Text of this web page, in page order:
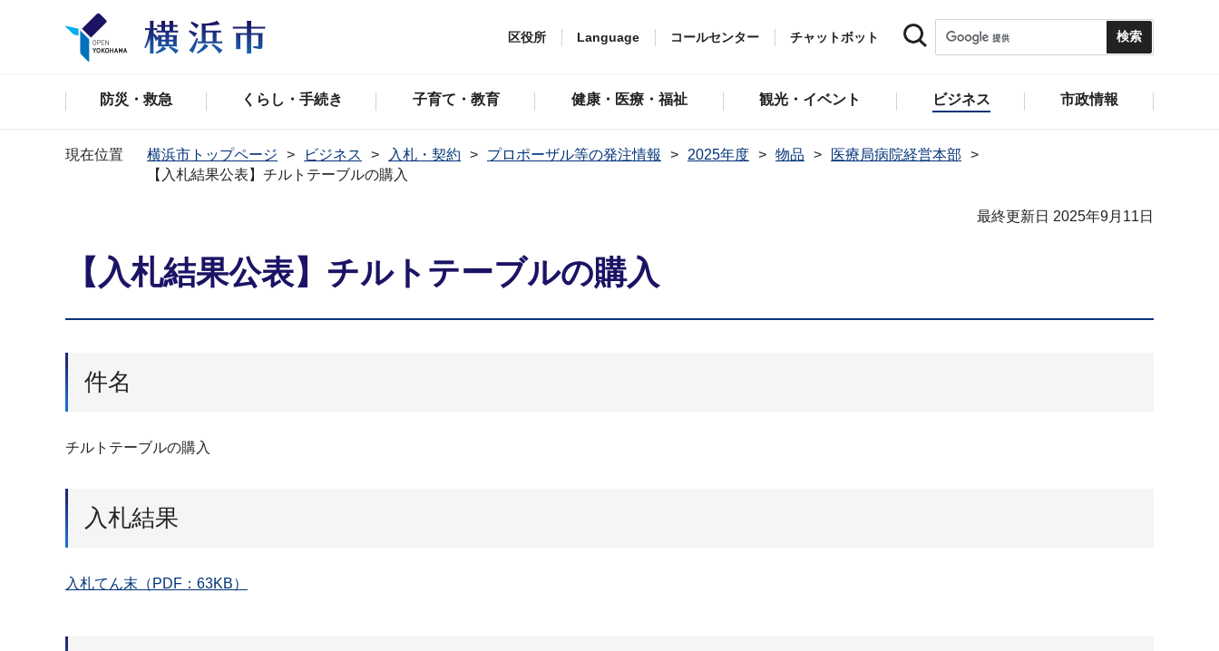
区役所 Language コールセンター チャットボット
防災・救急 くらし・手続き 子育て・教育 健康・医療・福祉 観光・イベント ビジネス 市政情報
現在位置 横浜市トップページ ビジネス 入札・契約 プロポーザル等の発注情報 2025年度 物品
医療局病院経営本部
【入札結果公表】チルトテーブルの購入
最終更新日 2025年9月11日
【入札結果公表】チルトテーブルの購入
件名
チルトテーブルの購入
入札結果
入札てん末（PDF：63KB）